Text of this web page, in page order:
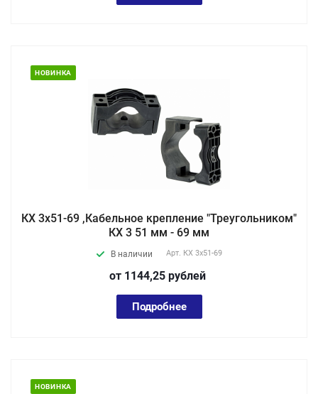
НОВИНКА
КХ 3x51-69 ,Кабельное крепление "Треугольником"
КХ 3 51 мм - 69 мм
В наличии Арт. КХ 3x51-69
от 1144,25 рублей
Подробнее
НОВИНКА